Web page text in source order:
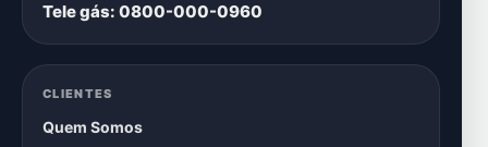
Tele gás: 0800-000-0960
CLIENTES
Quem Somos